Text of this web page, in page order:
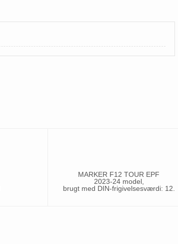
MARKER F12 TOUR EPF
2023-24 model,
brugt med DIN-frigivelsesværdi: 12.